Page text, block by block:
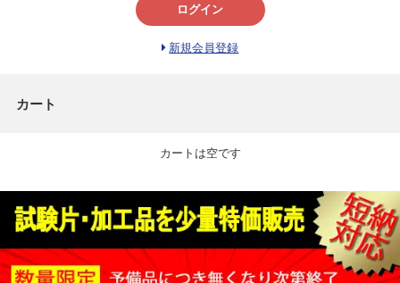
ログイン
新規会員登録
カート
カートは空です